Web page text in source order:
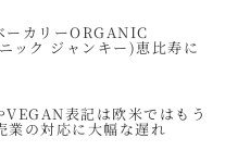
ーカリーORGANIC
ック ジャンキー)恵比寿に
VEGAN表記は欧米ではもう
業の対応に大幅な遅れ